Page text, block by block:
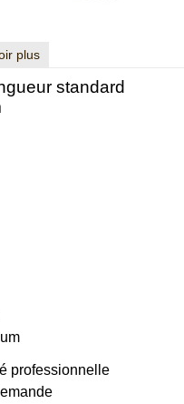
plus
standard
professionnelle